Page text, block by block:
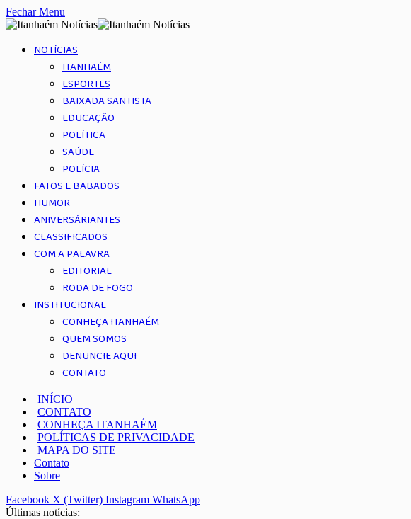
Fechar Menu
NOTÍCIAS
ITANHAÉM
ESPORTES
BAIXADA SANTISTA
EDUCAÇÃO
POLÍTICA
SAÚDE
POLÍCIA
FATOS E BABADOS
HUMOR
ANIVERSÁRIANTES
CLASSIFICADOS
COM A PALAVRA
EDITORIAL
RODA DE FOGO
INSTITUCIONAL
CONHEÇA ITANHAÉM
QUEM SOMOS
DENUNCIE AQUI
CONTATO
INÍCIO
CONTATO
CONHEÇA ITANHAÉM
POLÍTICAS DE PRIVACIDADE
MAPA DO SITE
Contato
Sobre
Facebook X (Twitter) Instagram WhatsApp
Últimas notícias: